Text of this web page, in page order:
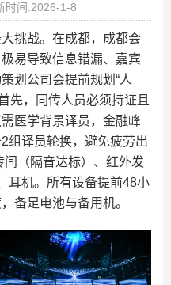
时间:2026-1-8
挑战。在成都，成都会
易导致信息错漏、嘉宾
划公司会提前规划“人
先，同传人员必须持证且
医学背景译员，金融峰
组译员轮换，避免疲劳出
（隔音达标）、红外发
耳机。所有设备提前48小
备足电池与备用机。